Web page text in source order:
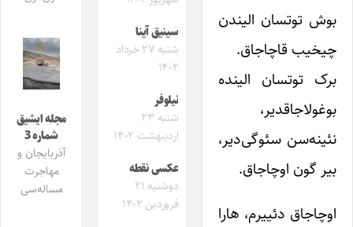
بوش توتسان الیندن
چیخیب قاچاجاق.
برک توتسان الینده
بوغولاجاقدیر،
نئینه‌سن سئوگی‌دیر،
بیر گون اوچاجاق.
اوچاجاق دئییرم، هارا
سینیق آینا
شنبه ۲۷ خرداد
۱۴۰۲
نیلوفر
شنبه ۲۳
اردیبهشت ۱۴۰۲
عکسی نقطه
دوشنبه ۲۱
فروردین ۱۴۰۲
مجله ایشیق
شماره 3
آذربایجان و
مهاجرت
مساله‌سی